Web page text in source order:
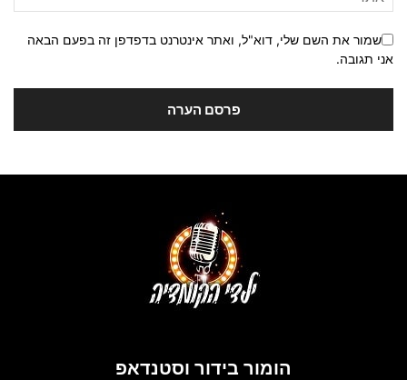
שמור את השם שלי, דוא"ל, ואתר אינטרנט בדפדפן זה בפעם הבאה
אני תגובה.
הומור בידור וסטנדאפ